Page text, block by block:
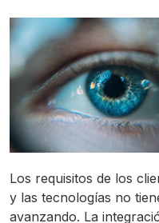
Los requisitos de los
y las tecnologías no
avanzando. La